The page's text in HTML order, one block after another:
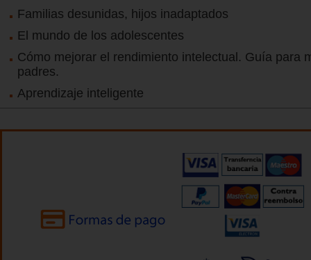
Familias desunidas, hijos inadaptados
El mundo de los adolescentes
Cómo mejorar el rendimiento intelectual. Guía para
padres.
Aprendizaje inteligente